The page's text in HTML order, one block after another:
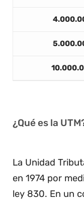
¿Qué es la
La Unidad
en 1974 por
ley 830. En un